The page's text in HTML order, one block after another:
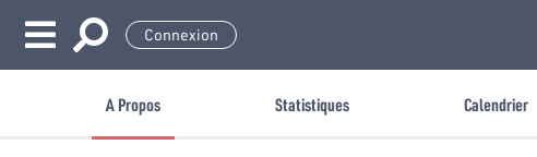
Connexion
A Propos Statistiques Calendrier